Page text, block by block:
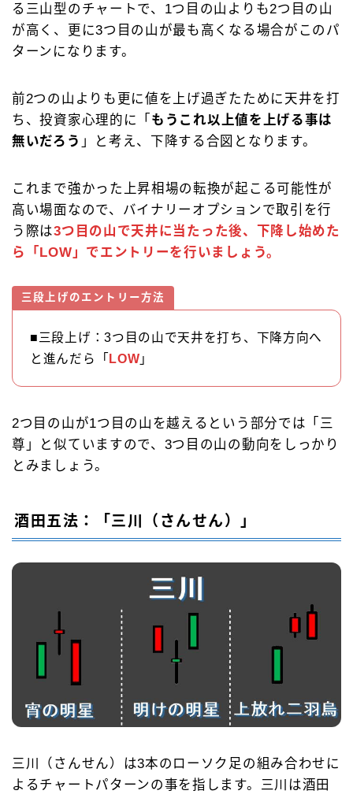
る三山型のチャートで、1つ目の山よりも2つ目の山
が高く、更に3つ目の山が最も高くなる場合がこのパ
ターンになります。
前2つの山よりも更に値を上げ過ぎたために天井を打
ち、投資家心理的に「 もうこれ以上値を上げる事は
無いだろう 」と考え、下降する合図となります。
これまで強かった上昇相場の転換が起こる可能性が
高い場面なので、バイナリーオプションで取引を行
う際は3つ目の山で天井に当たった後、下降し始めた
ら「LOW」でエントリーを行いましょう。
三段上げのエントリー方法
■三段上げ：3つ目の山で天井を打ち、下降方向へ
と進んだら「 LOW 」
2つ目の山が1つ目の山を越えるという部分では「三
尊」と似ていますので、3つ目の山の動向をしっかり
とみましょう。
酒田五法：「三川（さんせん）」
三川（さんせん）は3本のローソク足の組み合わせに
よるチャートパターンの事を指します。三川は酒田